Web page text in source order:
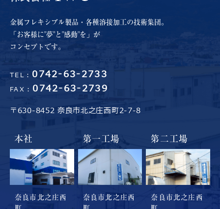
金属フレキシブル製品・各種溶接加工の技術集団。
「お客様に"夢"と"感動"を」が
コンセプトです。
TEL： 0742-63-2733
FAX： 0742-63-2739
〒630-8452 奈良市北之庄西町2-7-8
本社
奈良市北之庄西
第一工場
奈良市北之庄西
第二工場
奈良市北之庄西